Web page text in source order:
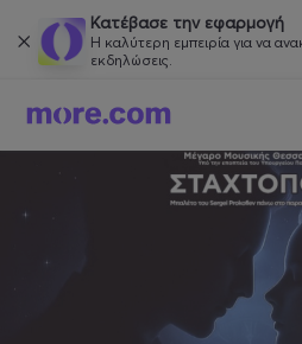
Κατέβασε την εφαρμογή
Η καλύτερη εμπειρία για να
εκδηλώσεις.